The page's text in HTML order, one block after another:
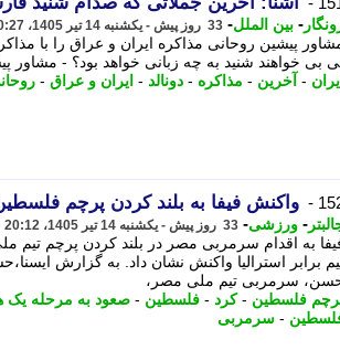
- بین الملل- 33 روز پیش - یکشنبه 14 تیر 1405، 20:27
پیشین روحانی مذاکره ایران و عراق را با
بی خواهند شنید به چه زبانی خواهد بود؟ - مشاور
ایران - آخرین - مذاکره - دونالد - ایران و عراق -
واکنش فیفا به بلند کردن پرچم
- ورزشی- 33 روز پیش - یکشنبه 14 تیر 1405، 20:12
به اقدام سرمربی مصر در بلند کردن پرچم تیم
برابر استرالیا واکنش نشان داد. به گزارش
سرمربی تیم ملی مصر،
فلسطین -کرد - فلسطین - صعود به مرحله یک
- سرمربی